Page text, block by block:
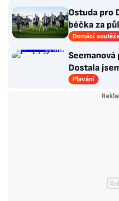
Ostuda pro
béčka za
odmítla
Domácí
Seemanová
Dostala
Plavání